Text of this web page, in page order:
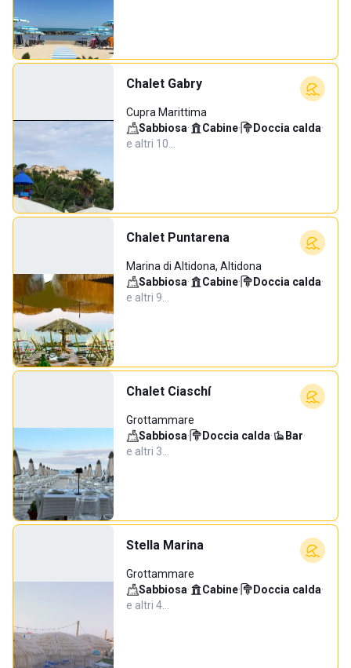
Chalet Gabry
Cupra Marittima
Sabbiosa· Cabine· Doccia calda·
e altri 10…
Chalet Puntarena
Marina di Altidona, Altidona
Sabbiosa· Cabine· Doccia calda·
e altri 9…
Chalet Ciaschí
Grottammare
Sabbiosa· Doccia calda· Bar·
e altri 3…
Stella Marina
Grottammare
Sabbiosa· Cabine· Doccia calda·
e altri 4…